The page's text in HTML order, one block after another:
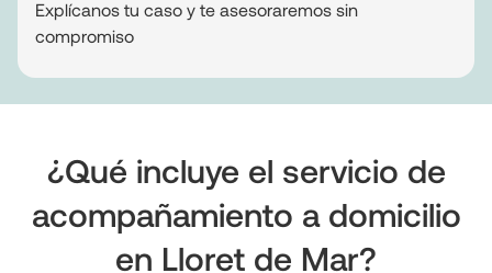
Explícanos tu caso y te asesoraremos sin
compromiso
¿Qué incluye el servicio de
acompañamiento a domicilio
en Lloret de Mar?